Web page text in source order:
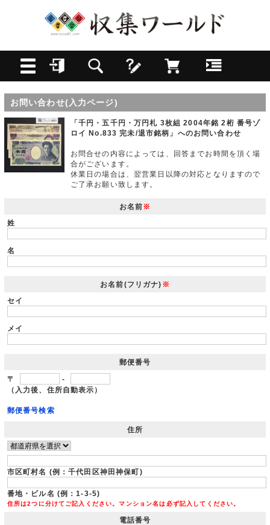
お問い合わせ(入力ページ)
「千円・五千円・万円札 3枚組 2004年銘 2桁 番号ゾ
ロイ No.833 完未/退市銘柄」へのお問い合わせ
お問合せの内容によっては、回答までお時間を頂く場
合がございます。
休業日の場合は、翌営業日以降の対応となりますので
ご了承お願い致します。
お名前※
姓
名
お名前(フリガナ) ※
セイ
メイ
郵便番号
〒
-
（入力後、住所自動表示）
郵便番号検索
住所
市区町村名 (例：千代田区神田神保町)
番地・ビル名 (例：1-3-5)
住所は2つに分けてご記入ください。マンション名は必ず記入してください。
電話番号